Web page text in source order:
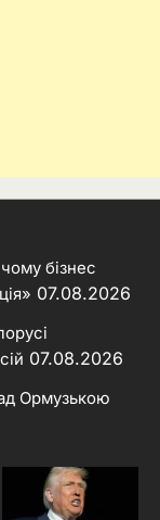
бізнес
07.08.2026
07.08.2026
Ормузькою